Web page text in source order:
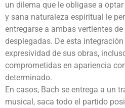
un dilema que le obligase a
y sana naturaleza espiritual le
entregarse a ambas vertientes
desplegadas. De esta
expresividad de sus obras,
comprometidas en apariencia
determinado.
En casos, Bach se entrega a un
musical, saca todo el partido